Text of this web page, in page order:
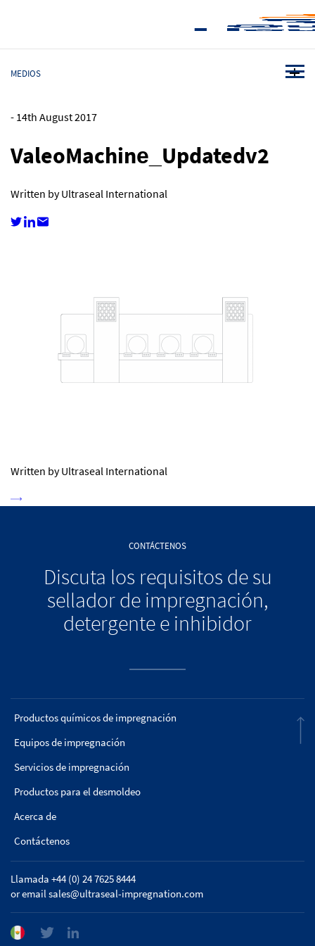
MEDIOS
-14th August 2017
ValeoMachine_Updatedv2
Written by Ultraseal International
Written by Ultraseal International
CONTÁCTENOS
Discuta los requisitos de su
sellador de impregnación,
detergente e inhibidor
Productos químicos de impregnación
Equipos de impregnación
Servicios de impregnación
Productos para el desmoldeo
Acerca de
Contáctenos
Llamada +44 (0) 24 7625 8444
or emailsales@ultraseal-impregnation.com